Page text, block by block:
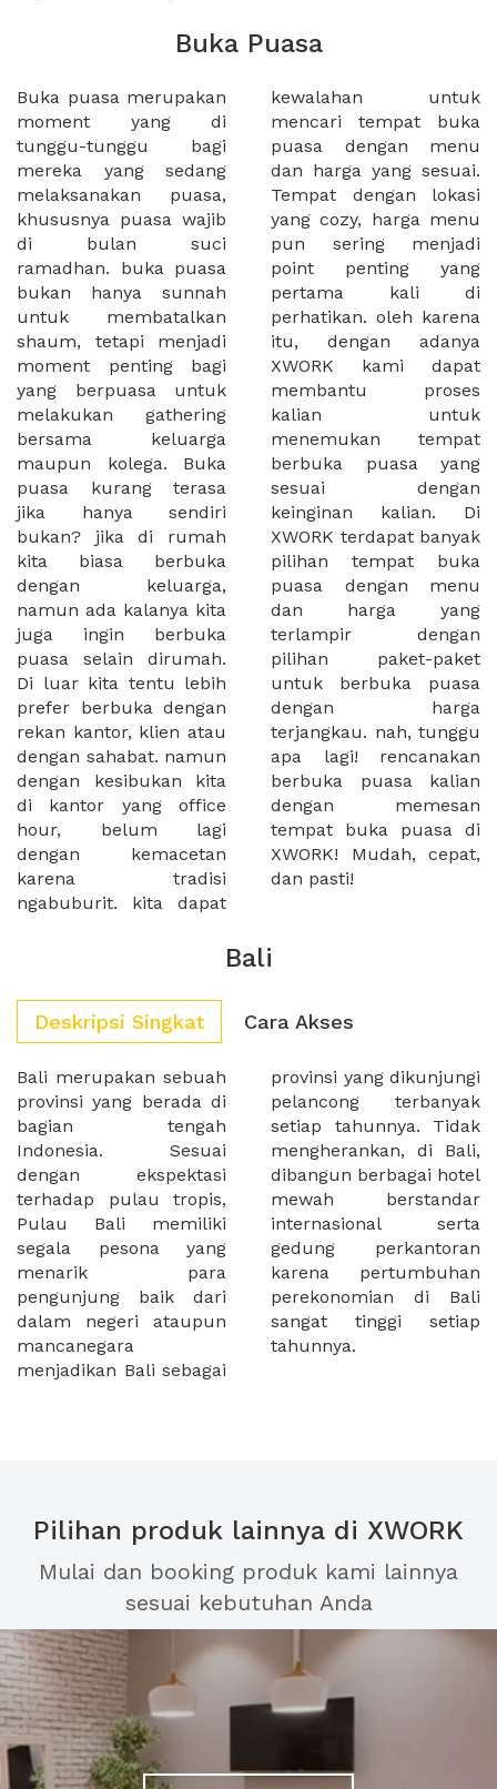
Buka Puasa
Buka puasa merupakan
moment yang di
tunggu-tunggu bagi
mereka yang sedang
melaksanakan puasa,
khususnya puasa wajib
di bulan suci
ramadhan. buka puasa
bukan hanya sunnah
untuk membatalkan
shaum, tetapi menjadi
moment penting bagi
yang berpuasa untuk
melakukan gathering
bersama keluarga
maupun kolega. Buka
puasa kurang terasa
jika hanya sendiri
bukan? jika di rumah
kita biasa berbuka
dengan keluarga,
namun ada kalanya kita
juga ingin berbuka
puasa selain dirumah.
Di luar kita tentu lebih
prefer berbuka dengan
rekan kantor, klien atau
dengan sahabat. namun
dengan kesibukan kita
di kantor yang office
hour, belum lagi
dengan kemacetan
karena tradisi
ngabuburit. kita dapat
kewalahan untuk
mencari tempat buka
puasa dengan menu
dan harga yang sesuai.
Tempat dengan lokasi
yang cozy, harga menu
pun sering menjadi
point penting yang
pertama kali di
perhatikan. oleh karena
itu, dengan adanya
XWORK kami dapat
membantu proses
kalian untuk
menemukan tempat
berbuka puasa yang
sesuai dengan
keinginan kalian. Di
XWORK terdapat banyak
pilihan tempat buka
puasa dengan menu
dan harga yang
terlampir dengan
pilihan paket-paket
untuk berbuka puasa
dengan harga
terjangkau. nah, tunggu
apa lagi! rencanakan
berbuka puasa kalian
dengan memesan
tempat buka puasa di
XWORK! Mudah, cepat,
dan pasti!
Bali
Deskripsi Singkat Cara Akses
Bali merupakan sebuah
provinsi yang berada di
bagian tengah
Indonesia. Sesuai
dengan ekspektasi
terhadap pulau tropis,
Pulau Bali memiliki
segala pesona yang
menarik para
pengunjung baik dari
dalam negeri ataupun
mancanegara
menjadikan Bali sebagai
provinsi yang dikunjungi
pelancong terbanyak
setiap tahunnya. Tidak
mengherankan, di Bali,
dibangun berbagai hotel
mewah berstandar
internasional serta
gedung perkantoran
karena pertumbuhan
perekonomian di Bali
sangat tinggi setiap
tahunnya.
Pilihan produk lainnya di XWORK
Mulai dan booking produk kami lainnya
sesuai kebutuhan Anda